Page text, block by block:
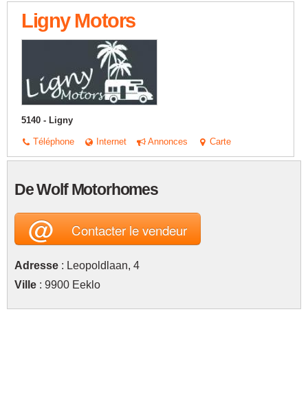
Ligny Motors
5140 - Ligny
Téléphone Internet Annonces Carte
De Wolf Motorhomes
@Contacter le vendeur
Adresse : Leopoldlaan, 4
Ville : 9900 Eeklo